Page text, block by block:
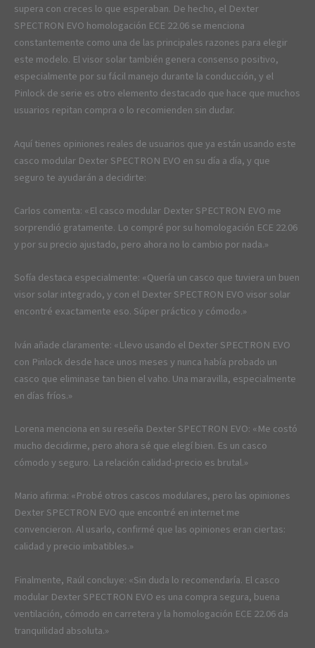
supera con creces lo que esperaban. De hecho, el Dexter
SPECTRON EVO homologación ECE 22.06 se menciona
constantemente como una de las principales razones para elegir
este modelo. El visor solar también genera consenso positivo,
especialmente por su fácil manejo durante la conducción, y el
Pinlock de serie es otro elemento destacado que hace que muchos
usuarios repitan compra o lo recomienden sin dudar.
Aquí tienes opiniones reales de usuarios que ya están usando este
casco modular Dexter SPECTRON EVO en su día a día, y que
seguro te ayudarán a decidirte:
Carlos comenta: «El casco modular Dexter SPECTRON EVO me
sorprendió gratamente. Lo compré por su homologación ECE 22.06
y por su precio ajustado, pero ahora no lo cambio por nada.»
Sofía destaca especialmente: «Quería un casco que tuviera un buen
visor solar integrado, y con el Dexter SPECTRON EVO visor solar
encontré exactamente eso. Súper práctico y cómodo.»
Iván añade claramente: «Llevo usando el Dexter SPECTRON EVO
con Pinlock desde hace unos meses y nunca había probado un
casco que eliminase tan bien el vaho. Una maravilla, especialmente
en días fríos.»
Lorena menciona en su reseña Dexter SPECTRON EVO: «Me costó
mucho decidirme, pero ahora sé que elegí bien. Es un casco
cómodo y seguro. La relación calidad-precio es brutal.»
Mario afirma: «Probé otros cascos modulares, pero las opiniones
Dexter SPECTRON EVO que encontré en internet me
convencieron. Al usarlo, confirmé que las opiniones eran ciertas:
calidad y precio imbatibles.»
Finalmente, Raúl concluye: «Sin duda lo recomendaría. El casco
modular Dexter SPECTRON EVO es una compra segura, buena
ventilación, cómodo en carretera y la homologación ECE 22.06 da
tranquilidad absoluta.»